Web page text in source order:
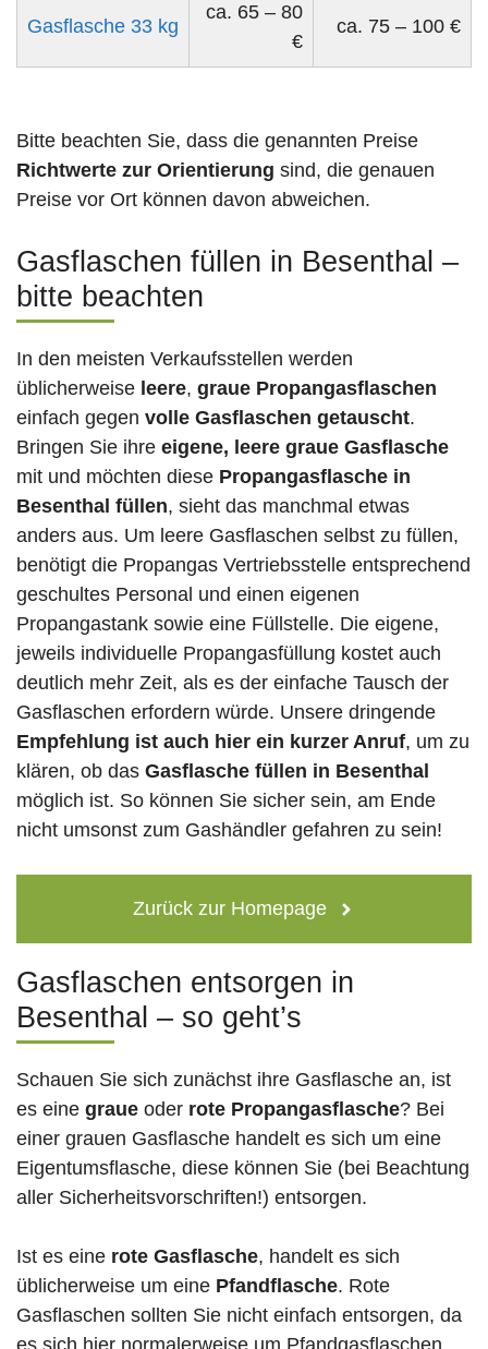
Gasflasche 33 kg
ca. 65 – 80
€
ca. 75 – 100 €
Bitte beachten Sie, dass die genannten Preise
Richtwerte zur Orientierung sind, die genauen
Preise vor Ort können davon abweichen.
Gasflaschen füllen in Besenthal –
bitte beachten
In den meisten Verkaufsstellen werden
üblicherweise leere, graue Propangasflaschen
einfach gegen volle Gasflaschen getauscht.
Bringen Sie ihre eigene, leere graue Gasflasche
mit und möchten diese Propangasflasche in
Besenthal füllen, sieht das manchmal etwas
anders aus. Um leere Gasflaschen selbst zu füllen,
benötigt die Propangas Vertriebsstelle entsprechend
geschultes Personal und einen eigenen
Propangastank sowie eine Füllstelle. Die eigene,
jeweils individuelle Propangasfüllung kostet auch
deutlich mehr Zeit, als es der einfache Tausch der
Gasflaschen erfordern würde. Unsere dringende
Empfehlung ist auch hier ein kurzer Anruf, um zu
klären, ob das Gasflasche füllen in Besenthal
möglich ist. So können Sie sicher sein, am Ende
nicht umsonst zum Gashändler gefahren zu sein!
Zurück zur Homepage
Gasflaschen entsorgen in
Besenthal – so geht’s
Schauen Sie sich zunächst ihre Gasflasche an, ist
es eine graue oder rote Propangasflasche? Bei
einer grauen Gasflasche handelt es sich um eine
Eigentumsflasche, diese können Sie (bei Beachtung
aller Sicherheitsvorschriften!) entsorgen.
Ist es eine rote Gasflasche, handelt es sich
üblicherweise um eine Pfandflasche. Rote
Gasflaschen sollten Sie nicht einfach entsorgen, da